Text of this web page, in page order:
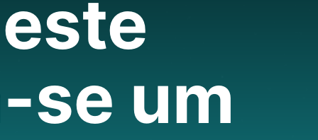
se um